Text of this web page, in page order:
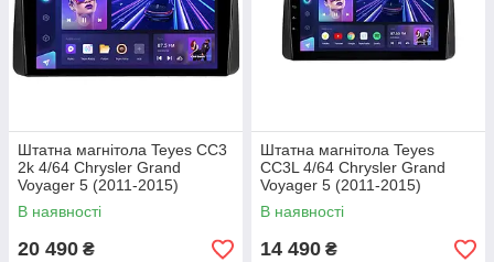
Штатна магнітола Teyes CC3
2k 4/64 Chrysler Grand
Voyager 5 (2011-2015)
В наявності
20 490 ₴
Штатна магнітола Teyes
CC3L 4/64 Chrysler Grand
Voyager 5 (2011-2015)
В наявності
14 490 ₴